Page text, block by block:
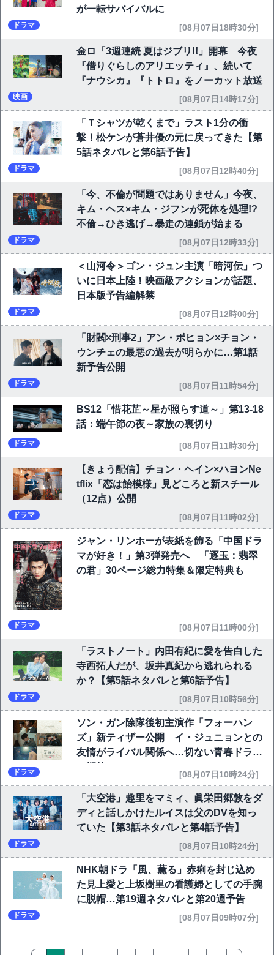
が一転サバイバルに
ドラマ [08月07日18時30分]
金ロ「3週連続 夏はジブリ!!」開幕 今夜
『借りぐらしのアリエッティ』、続いて
『ナウシカ』『トトロ』をノーカット放送
映画 [08月07日14時17分]
「Ｔシャツが乾くまで」ラスト1分の衝
撃！松ケンが蒼井優の元に戻ってきた【第
5話ネタバレと第6話予告】
ドラマ [08月07日12時40分]
「今、不倫が問題ではありません」今夜、
キム・ヘス×キム・ジフンが死体を処理!?
不倫→ひき逃げ→暴走の連鎖が始まる
ドラマ [08月07日12時33分]
＜山河令＞ゴン・ジュン主演「暗河伝」つ
いに日本上陸！映画級アクションが話題、
日本版予告編解禁
ドラマ [08月07日12時00分]
「財閥×刑事2」アン・ボヒョン×チョン・
ウンチェの最悪の過去が明らかに…第1話
新予告公開
ドラマ [08月07日11時54分]
BS12「惜花芷～星が照らす道～」第13-18
話：端午節の夜～家族の裏切り
ドラマ [08月07日11時30分]
【きょう配信】チョン・ヘイン×ハヨンNe
tflix「恋は飴模様」見どころと新スチール
（12点）公開
ドラマ [08月07日11時02分]
ジャン・リンホーが表紙を飾る「中国ドラ
マが好き！」第3弾発売へ 「逐玉：翡翠
の君」30ページ総力特集＆限定特典も
ドラマ [08月07日11時00分]
「ラストノート」内田有紀に愛を告白した
寺西拓人だが、坂井真紀から逃れられる
か？【第5話ネタバレと第6話予告】
ドラマ [08月07日10時56分]
ソン・ガン除隊後初主演作「フォーハン
ズ」新ティザー公開 イ・ジュニョンとの
友情がライバル関係へ…切ない青春ドラマ
に期待
ドラマ [08月07日10時24分]
「大空港」趣里をマミィ、眞栄田郷敦をダ
ディと話しかけたルイスは父のDVを知っ
ていた【第3話ネタバレと第4話予告】
ドラマ [08月07日10時24分]
NHK朝ドラ「風、薫る」赤痢を封じ込め
た見上愛と上坂樹里の看護婦としての手腕
に脱帽…第19週ネタバレと第20週予告
ドラマ [08月07日09時07分]